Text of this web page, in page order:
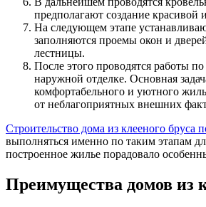
предполагают создание
На следующем этапе
заполняются проемы окон и
лестницы.
После этого проводятся работы
наружной отделке. Основная
комфортабельного и уютного
от неблагоприятных внешних
Строительство дома из клееного бруса
выполняться именно по таким этапам
построенное жилье порадовало
Преимущества домов из